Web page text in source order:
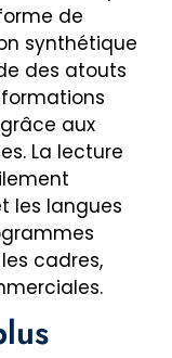
de
synthétique
des atouts
aux
La lecture
les langues
cadres,